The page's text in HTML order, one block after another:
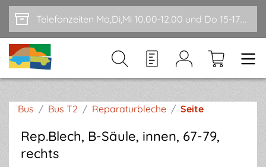
Zum Hauptinhalt springen Telefonzeiten Mo,Di,Mi 10.00-12.00 und Do 15-17.00
Bus / Bus T2 / Reparaturbleche / Seite
Rep.Blech, B-Säule, innen, 67-79,
rechts